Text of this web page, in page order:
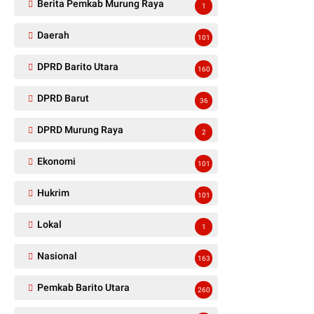
Berita Pemkab Murung Raya 1
Daerah 101
DPRD Barito Utara 160
DPRD Barut 36
DPRD Murung Raya 2
Ekonomi 101
Hukrim 101
Lokal 1
Nasional 163
Pemkab Barito Utara 260